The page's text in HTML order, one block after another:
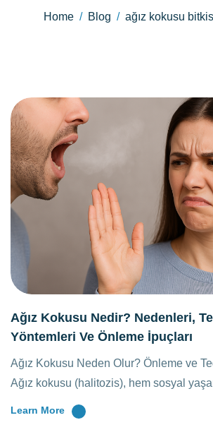
Home Blog ağız kokusu
Ağız Kokusu Nedir? Nedenleri,
Yöntemleri Ve Önleme İpuçları
Ağız Kokusu Neden Olur? Önleme ve
Ağız kokusu (halitozis), hem sosyal
Learn More